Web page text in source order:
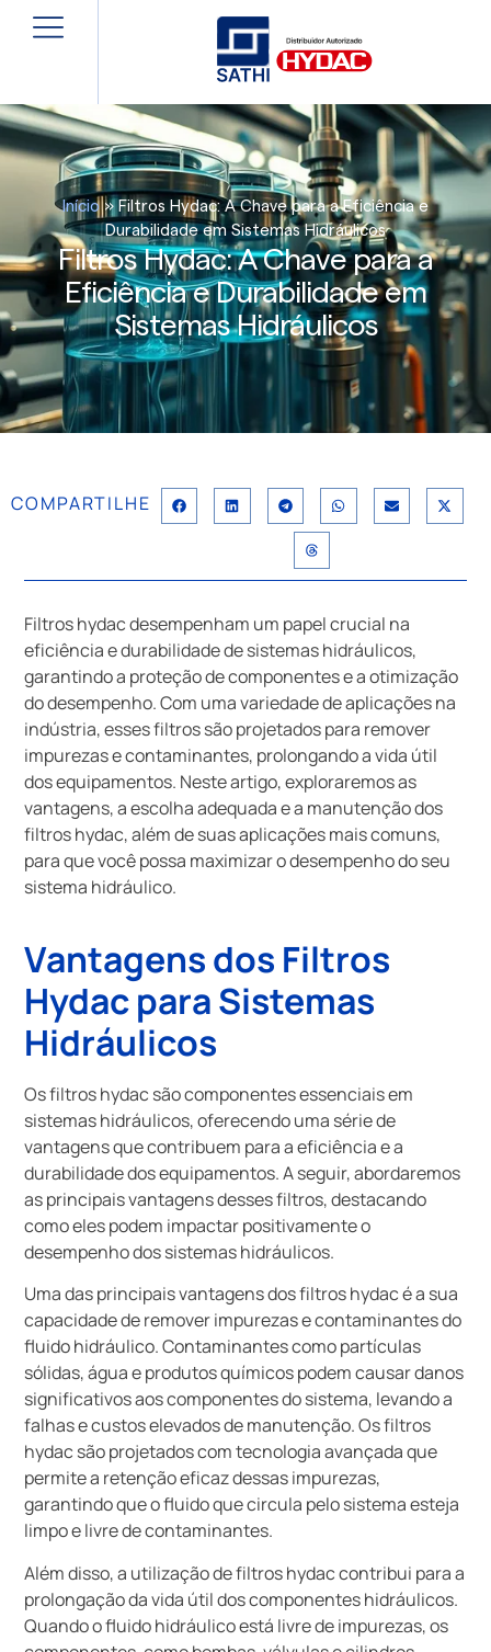
Início» Filtros Hydac: A Chave para a Eficiência e
Durabilidade em Sistemas Hidráulicos
Filtros Hydac: A Chave para a
Eficiência e Durabilidade em
Sistemas Hidráulicos
COMPARTILHE
Filtros hydac desempenham um papel crucial na
eficiência e durabilidade de sistemas hidráulicos,
garantindo a proteção de componentes e a otimização
do desempenho. Com uma variedade de aplicações na
indústria, esses filtros são projetados para remover
impurezas e contaminantes, prolongando a vida útil
dos equipamentos. Neste artigo, exploraremos as
vantagens, a escolha adequada e a manutenção dos
filtros hydac, além de suas aplicações mais comuns,
para que você possa maximizar o desempenho do seu
sistema hidráulico.
Vantagens dos Filtros
Hydac para Sistemas
Hidráulicos
Os filtros hydac são componentes essenciais em
sistemas hidráulicos, oferecendo uma série de
vantagens que contribuem para a eficiência e a
durabilidade dos equipamentos. A seguir, abordaremos
as principais vantagens desses filtros, destacando
como eles podem impactar positivamente o
desempenho dos sistemas hidráulicos.
Uma das principais vantagens dos filtros hydac é a sua
capacidade de remover impurezas e contaminantes do
fluido hidráulico. Contaminantes como partículas
sólidas, água e produtos químicos podem causar danos
significativos aos componentes do sistema, levando a
falhas e custos elevados de manutenção. Os filtros
hydac são projetados com tecnologia avançada que
permite a retenção eficaz dessas impurezas,
garantindo que o fluido que circula pelo sistema esteja
limpo e livre de contaminantes.
Além disso, a utilização de filtros hydac contribui para a
prolongação da vida útil dos componentes hidráulicos.
Quando o fluido hidráulico está livre de impurezas, os